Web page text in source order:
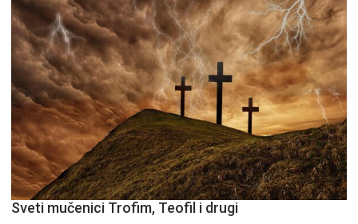
Sveti mučenici Trofim, Teofil i drugi